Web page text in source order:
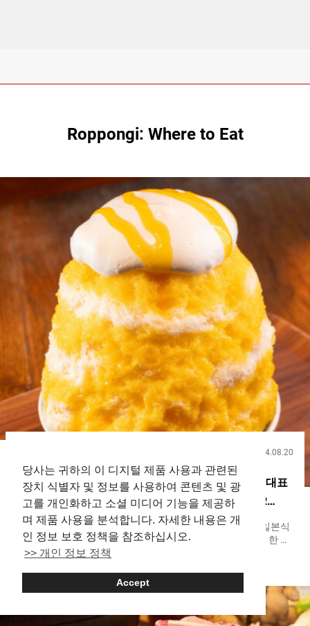
당사는 귀하의 이 디지털 제품 사용과 관련된
장치 식별자 및 정보를 사용하여 콘텐츠 및 광
고를 개인화하고 소셜 미디어 기능을 제공하
며 제품 사용을 분석합니다. 자세한 내용은 개
인 정보 보호 정책을 참조하십시오.
>> 개인 정보 정책
Accept
Roppongi: Where to Eat
2024.08.20
１년 내내 먹을 수 있는 푹신푹신한 ‘빙수’ 롯폰기를 대표
하는 전문점의 인기 메뉴？【KAKIGORI CAFE&BAR
yelo】
２０２３년 현재, 일본은 일년 내내 kakigōri（카키고리）, 일본식
빙수 디저트를 제공하는 가게들이 증가하고 있습니다. 그 중 한 곳
인 『KAKIGORI CAFE&BAR yelo』는 도쿄 롯폰기에 위치하며, 일
고리가 여름에 시원하게 즐기는 것만이 아니라, 어느 계절에나 즐
길 수 있는 매력적인 간식이라는 생각을 제시합니다. 코코아 파우
더를 듬뿍 뿌린 푹신푹신한 빙수 『티라미수（Tiramisu）』 인기
메뉴인 『티라미수（Tiramisu）』는 쌉쌀한 코코아 파우더가 뿌